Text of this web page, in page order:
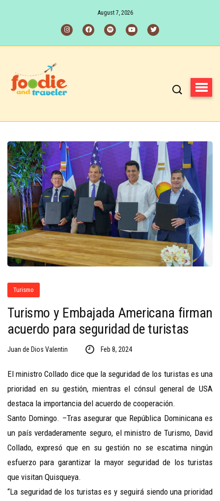
August 7, 2026
Turismo
Turismo y Embajada Americana firman
acuerdo para seguridad de turistas
Juan de Dios Valentin Feb 8, 2024
El ministro Collado dice que la seguridad de los turistas es una
prioridad en su gestión, mientras el cónsul general de USA
destaca la importancia del acuerdo de cooperación.
Santo Domingo. –Tras asegurar que República Dominicana es
un país verdaderamente seguro, el ministro de Turismo, David
Collado, expresó que en su gestión no se escatima ningún
esfuerzo para garantizar la mayor seguridad de los turistas
que visitan Quisqueya.
“La seguridad de los turistas es y seguirá siendo una prioridad